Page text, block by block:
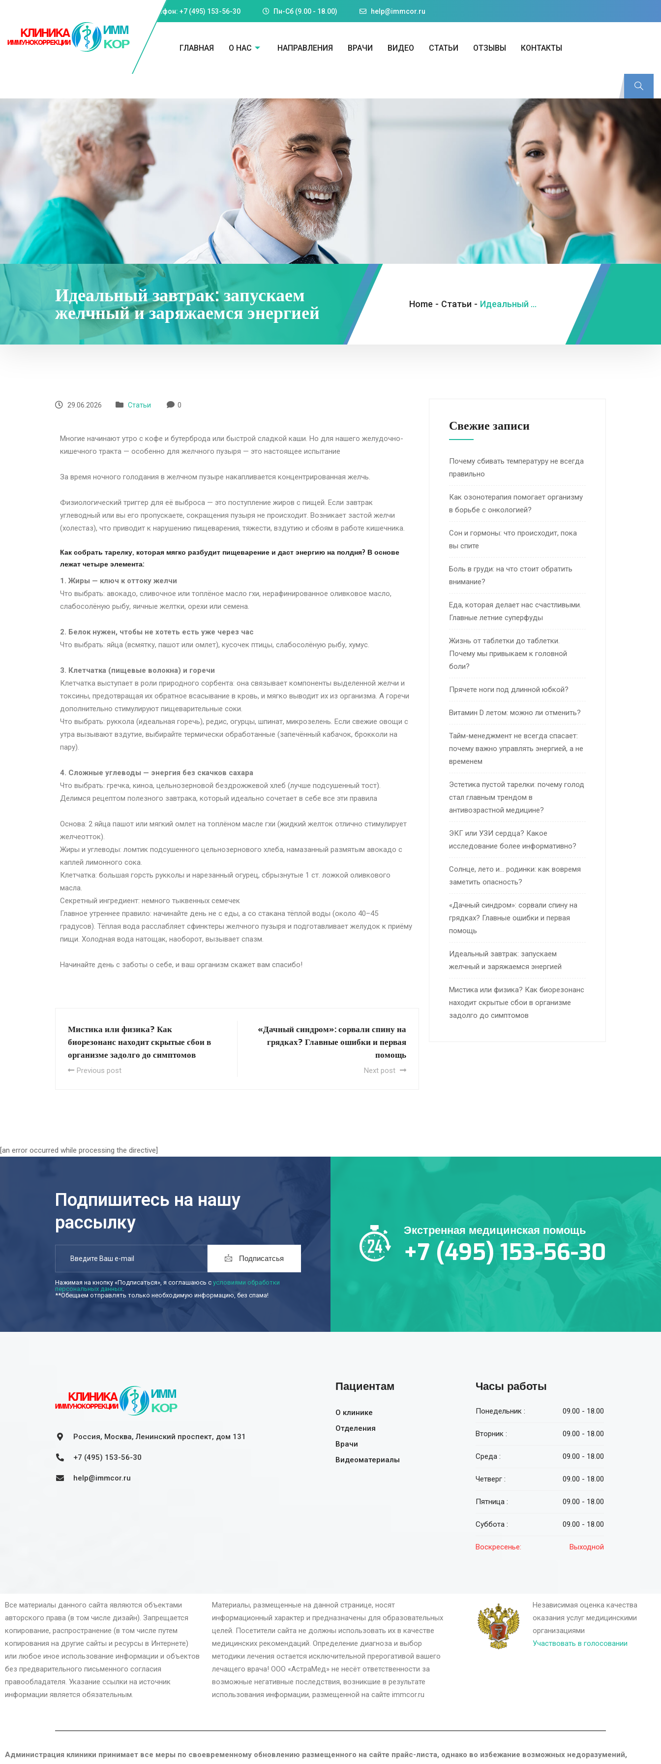
Телефон: +7 (495) 153-56-30 Пн-Cб (9.00 - 18.00) help@immcor.ru
ГЛАВНАЯ О НАС НАПРАВЛЕНИЯ ВРАЧИ ВИДЕО СТАТЬИ ОТЗЫВЫ КОНТАКТЫ
Идеальный завтрак: запускаем
желчный и заряжаемся энергией Home - Статьи - Идеальный завтрак: запускаем желчный и заряжаемся энергией
29.06.2026 Статьи 0
Многие начинают утро с кофе и бутерброда или быстрой сладкой каши. Но для нашего желудочно-
кишечного тракта — особенно для желчного пузыря — это настоящее испытание
За время ночного голодания в желчном пузыре накапливается концентрированная желчь.
Физиологический триггер для её выброса — это поступление жиров с пищей. Если завтрак
углеводный или вы его пропускаете, сокращения пузыря не происходит. Возникает застой желчи
(холестаз), что приводит к нарушению пищеварения, тяжести, вздутию и сбоям в работе кишечника.
Как собрать тарелку, которая мягко разбудит пищеварение и даст энергию на полдня? В основе
лежат четыре элемента:
1. Жиры — ключ к оттоку желчи
Что выбрать: авокадо, сливочное или топлёное масло гхи, нерафинированное оливковое масло,
слабосолёную рыбу, яичные желтки, орехи или семена.
2. Белок нужен, чтобы не хотеть есть уже через час
Что выбрать: яйца (всмятку, пашот или омлет), кусочек птицы, слабосолёную рыбу, хумус.
3. Клетчатка (пищевые волокна) и горечи
Клетчатка выступает в роли природного сорбента: она связывает компоненты выделенной желчи и
токсины, предотвращая их обратное всасывание в кровь, и мягко выводит их из организма. А горечи
дополнительно стимулируют пищеварительные соки.
Что выбрать: руккола (идеальная горечь), редис, огурцы, шпинат, микрозелень. Если свежие овощи с
утра вызывают вздутие, выбирайте термически обработанные (запечённый кабачок, брокколи на
пару).
4. Сложные углеводы — энергия без скачков сахара
Что выбрать: гречка, киноа, цельнозерновой бездрожжевой хлеб (лучше подсушенный тост).
Делимся рецептом полезного завтрака, который идеально сочетает в себе все эти правила
Основа: 2 яйца пашот или мягкий омлет на топлёном масле гхи (жидкий желток отлично стимулирует
желчеотток).
Жиры и углеводы: ломтик подсушенного цельнозернового хлеба, намазанный размятым авокадо с
каплей лимонного сока.
Клетчатка: большая горсть рукколы и нарезанный огурец, сбрызнутые 1 ст. ложкой оливкового
масла.
Секретный ингредиент: немного тыквенных семечек
Главное утреннее правило: начинайте день не с еды, а со стакана тёплой воды (около 40–45
градусов). Тёплая вода расслабляет сфинктеры желчного пузыря и подготавливает желудок к приёму
пищи. Холодная вода натощак, наоборот, вызывает спазм.
Начинайте день с заботы о себе, и ваш организм скажет вам спасибо!
Мистика или физика? Как
биорезонанс находит скрытые сбои в
организме задолго до симптомов
Previous post
«Дачный синдром»: сорвали спину на
грядках? Главные ошибки и первая
помощь
Next post
Свежие записи
Почему сбивать температуру не всегда
правильно
Как озонотерапия помогает организму
в борьбе с онкологией?
Сон и гормоны: что происходит, пока
вы спите
Боль в груди: на что стоит обратить
внимание?
Еда, которая делает нас счастливыми.
Главные летние суперфуды
Жизнь от таблетки до таблетки.
Почему мы привыкаем к головной
боли?
Прячете ноги под длинной юбкой?
Витамин D летом: можно ли отменить?
Тайм-менеджмент не всегда спасает:
почему важно управлять энергией, а не
временем
Эстетика пустой тарелки: почему голод
стал главным трендом в
антивозрастной медицине?
ЭКГ или УЗИ сердца? Какое
исследование более информативно?
Солнце, лето и… родинки: как вовремя
заметить опасность?
«Дачный синдром»: сорвали спину на
грядках? Главные ошибки и первая
помощь
Идеальный завтрак: запускаем
желчный и заряжаемся энергией
Мистика или физика? Как биорезонанс
находит скрытые сбои в организме
задолго до симптомов
[an error occurred while processing the directive]
Подпишитесь на нашу
рассылку
Подписатсья
Нажимая на кнопку «Подписаться», я соглашаюсь с условиями обработки
персональных данных.
**Обещаем отправлять только необходимую информацию, без спама!
Экстренная медицинская помощь
+7 (495) 153-56-30
Россия, Москва, Ленинский проспект, дом 131
+7 (495) 153-56-30
help@immcor.ru
Пациентам
О клинике
Отделения
Врачи
Видеоматериалы
Часы работы
Понедельник : 09.00 - 18.00
Вторник : 09.00 - 18.00
Среда : 09.00 - 18.00
Четверг : 09.00 - 18.00
Пятница : 09.00 - 18.00
Суббота : 09.00 - 18.00
Воскресенье: Выходной
Все материалы данного сайта являются объектами
авторского права (в том числе дизайн). Запрещается
копирование, распространение (в том числе путем
копирования на другие сайты и ресурсы в Интернете)
или любое иное использование информации и объектов
без предварительного письменного согласия
правообладателя. Указание ссылки на источник
информации является обязательным.
Материалы, размещенные на данной странице, носят
информационный характер и предназначены для образовательных
целей. Посетители сайта не должны использовать их в качестве
медицинских рекомендаций. Определение диагноза и выбор
методики лечения остается исключительной прерогативой вашего
лечащего врача! ООО «АстраМед» не несёт ответственности за
возможные негативные последствия, возникшие в результате
использования информации, размещенной на сайте immcor.ru
Независимая оценка качества
оказания услуг медицинскими
организациями
Участвовать в голосовании
Администрация клиники принимает все меры по своевременному обновлению размещенного на сайте прайс-листа, однако во избежание возможных недоразумений,